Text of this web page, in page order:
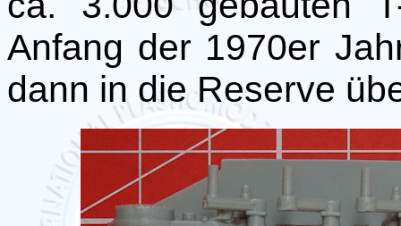
Anfang der 1970er
dann in die Reserve